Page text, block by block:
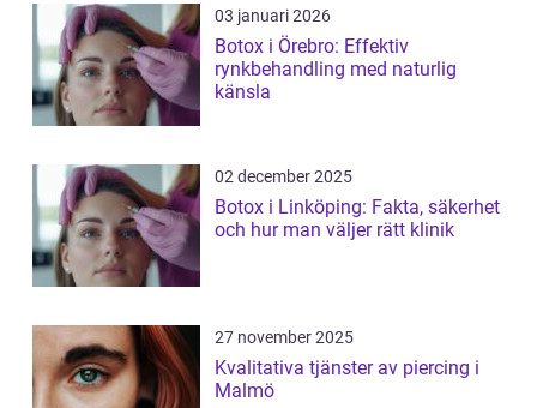
03 januari 2026
Botox i Örebro: Effektiv
rynkbehandling med naturlig
känsla
02 december 2025
Botox i Linköping: Fakta, säkerhet
och hur man väljer rätt klinik
27 november 2025
Kvalitativa tjänster av piercing i
Malmö